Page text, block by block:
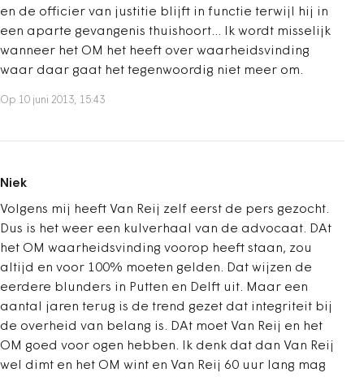
en de officier van justitie blijft in functie terwijl hij in
een aparte gevangenis thuishoort... Ik wordt misselijk
wanneer het OM het heeft over waarheidsvinding
waar daar gaat het tegenwoordig niet meer om.
Op 10 juni 2013, 15:43
Niek
Volgens mij heeft Van Reij zelf eerst de pers gezocht.
Dus is het weer een kulverhaal van de advocaat. DAt
het OM waarheidsvinding voorop heeft staan, zou
altijd en voor 100% moeten gelden. Dat wijzen de
eerdere blunders in Putten en Delft uit. Maar een
aantal jaren terug is de trend gezet dat integriteit bij
de overheid van belang is. DAt moet Van Reij en het
OM goed voor ogen hebben. Ik denk dat dan Van Reij
wel dimt en het OM wint en Van Reij 60 uur lang mag